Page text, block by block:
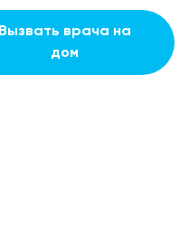
Вызвать врача на
дом